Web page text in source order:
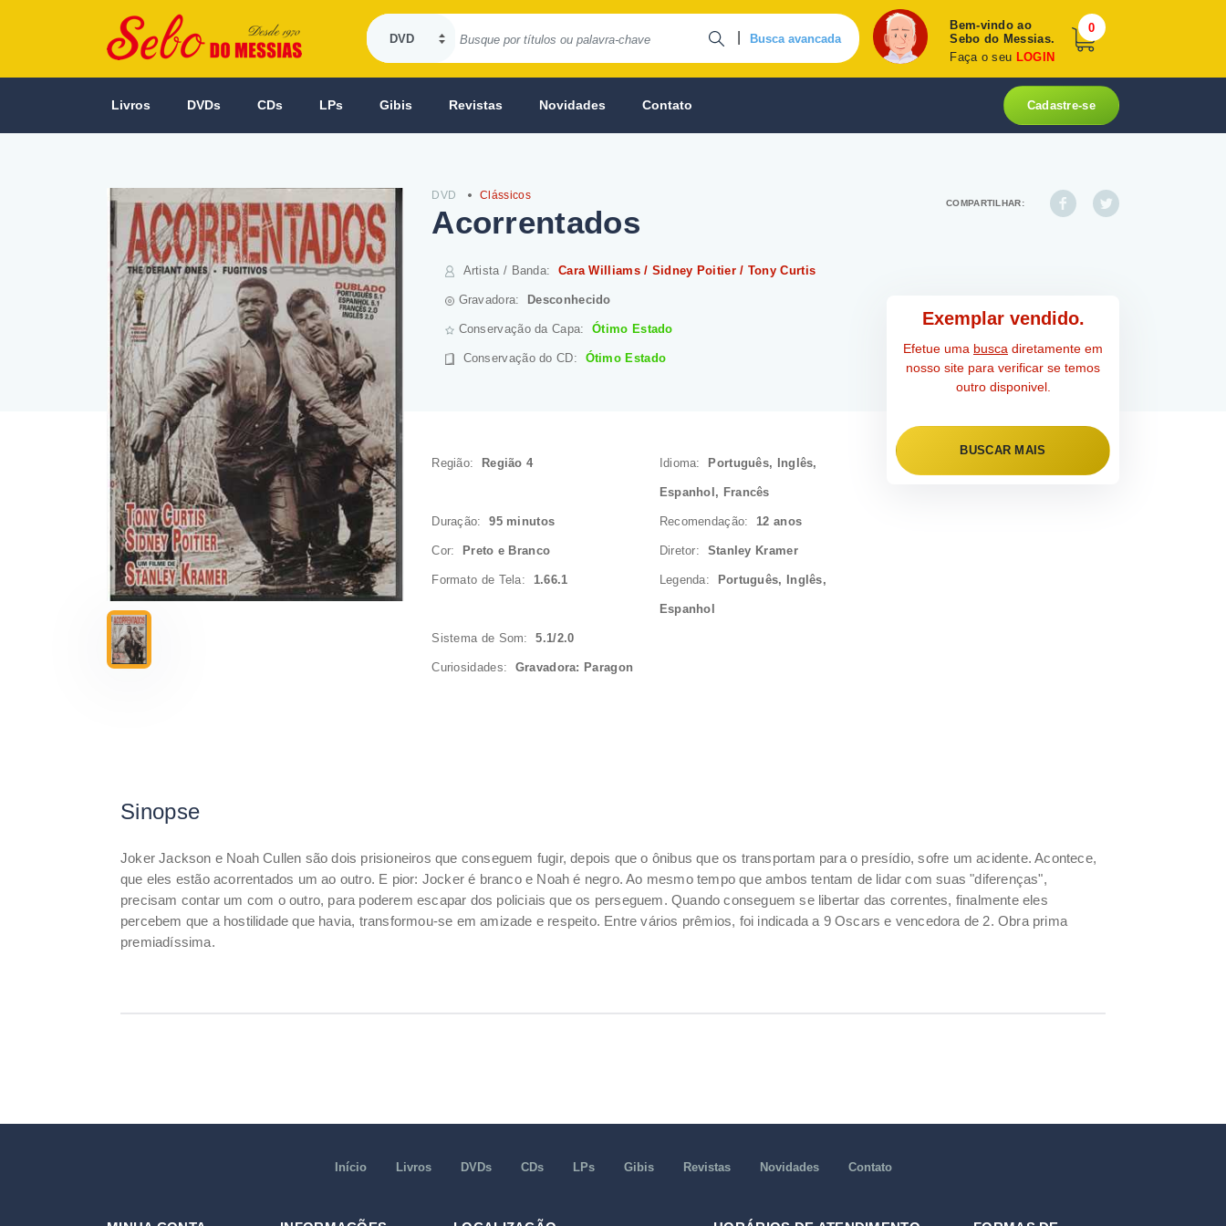
Busca avancada
Bem-vindo ao
Sebo do Messias.
Faça o seu LOGIN
0
Livros DVDs CDs LPs Gibis Revistas Novidades Contato Cadastre-se
DVD Clássicos
Acorrentados
Artista / Banda: Cara Williams / Sidney Poitier / Tony Curtis
Gravadora: Desconhecido
Conservação da Capa:Ótimo Estado
Conservação do CD: Ótimo Estado
Região: Região 4 Idioma: Português, Inglês,
Espanhol, Francês
Duração:95 minutos Recomendação:12 anos
Cor: Preto e Branco Diretor: Stanley Kramer
Formato de Tela: 1.66.1 Legenda: Português, Inglês,
Espanhol
Sistema de Som:5.1/2.0
Curiosidades: Gravadora: Paragon
COMPARTILHAR:
Exemplar vendido.
Efetue uma busca diretamente em
nosso site para verificar se temos
outro disponivel.
BUSCAR MAIS
Sinopse
Joker Jackson e Noah Cullen são dois prisioneiros que conseguem fugir, depois que o ônibus que os transportam para o presídio, sofre um acidente. Acontece,
que eles estão acorrentados um ao outro. E pior: Jocker é branco e Noah é negro. Ao mesmo tempo que ambos tentam de lidar com suas "diferenças",
precisam contar um com o outro, para poderem escapar dos policiais que os perseguem. Quando conseguem se libertar das correntes, finalmente eles
percebem que a hostilidade que havia, transformou-se em amizade e respeito. Entre vários prêmios, foi indicada a 9 Oscars e vencedora de 2. Obra prima
premiadíssima.
Início Livros DVDs CDs LPs Gibis Revistas Novidades Contato